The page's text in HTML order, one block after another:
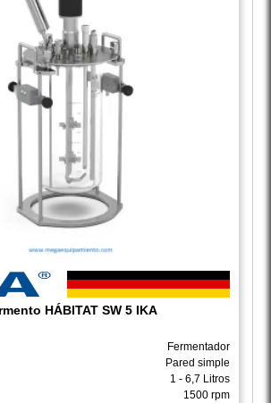
HÁBITAT SW 5 IKA
Fermentador
Pared simple
1 - 6,7 Litros
1500 rpm